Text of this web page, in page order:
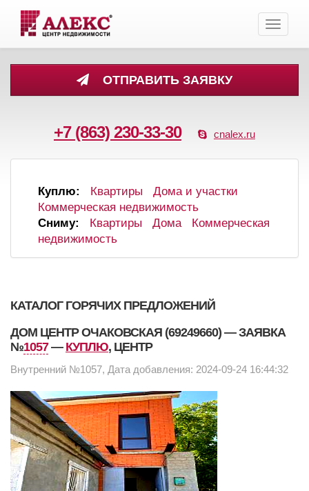
ОТПРАВИТЬ ЗАЯВКУ
+7 (863) 230-33-30 cnalex.ru
Toggle
Куплю: Квартиры
Дома и участки
Коммерческая недвижимость
Сниму:
Квартиры Дома
Коммерческая
недвижимость
КАТАЛОГ ГОРЯЧИХ ПРЕДЛОЖЕНИЙ
ДОМ ЦЕНТР ОЧАКОВСКАЯ (69249660) — ЗАЯВКА
№1057— КУПЛЮ, ЦЕНТР
Внутренний №1057, Дата добавления: 2024-09-24 16:44:32